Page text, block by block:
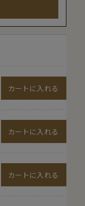
カートに入れる
カートに入れる
カートに入れる